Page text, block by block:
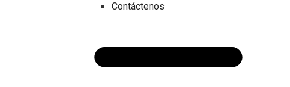
Contáctenos